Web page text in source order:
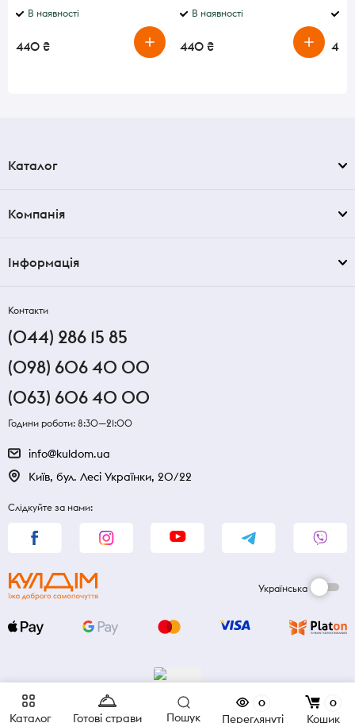
Каталог Готові страви Пошук
0
Переглянуті
0
Кошик
В наявності
440 ₴
В наявності
440 ₴
Каталог
Компанія
Інформація
Контакти
(044) 286 15 85
(098) 606 40 00
(063) 606 40 00
Години роботи: 8:30—21:00
info@kuldom.ua
Київ, бул. Лесі Українки, 20/22
Слідкуйте за нами:
Українська